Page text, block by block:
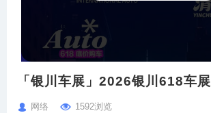
「银川车展」2026银川618车展
网络 1592浏览